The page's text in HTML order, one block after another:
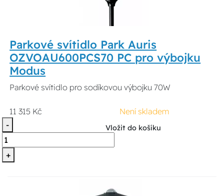
Parkové svítidlo Park Auris
OZVOAU600PCS70 PC pro výbojku
Modus
Parkové svítidlo pro sodíkovou výbojku 70W
11 315 Kč
Není skladem
-
+
Vložit do košíku